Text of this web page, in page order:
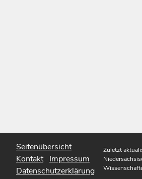
Seitenübersicht
Kontakt Impressum
Datenschutzerklärung
Zuletzt